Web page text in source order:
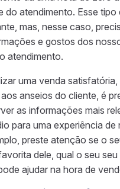
do atendimento. Esse tipo
mas, nesse caso,
e gostos dos
atendimento.
uma venda satisfatória,
anseios do cliente, é
as informações mais
para uma experiência
preste atenção se o
dele, qual o seu seu
ajudar na hora de